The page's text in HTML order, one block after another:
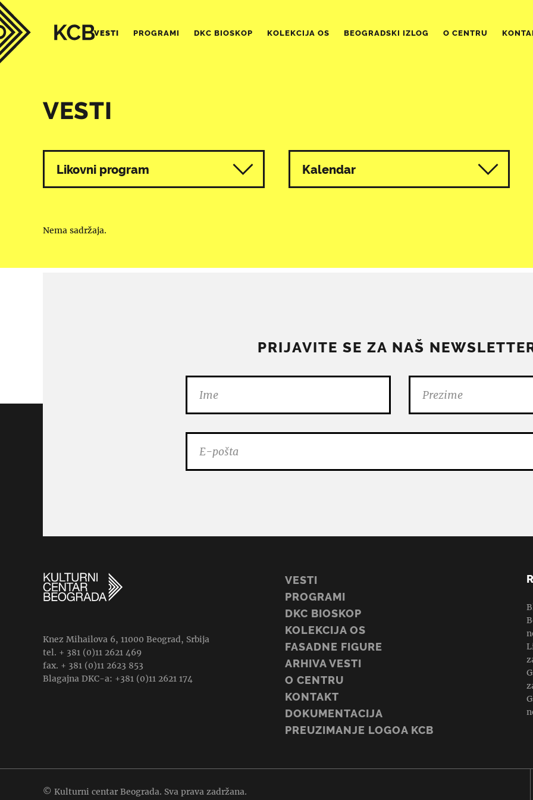
VESTI PROGRAMI DKC BIOSKOP KOLEKCIJA OS BEOGRADSKI IZLOG O CENTRU
VESTI
Svi programi
Likovni program Kalendar
Nema sadržaja.
PRIJAVITE SE ZA NAŠ
Knez Mihailova 6, 11000 Beograd, Srbija
tel. + 381 (0)11 2621 469
fax. + 381 (0)11 2623 853
Blagajna DKC-a: +381 (0)11 2621 174
VESTI
PROGRAMI
DKC BIOSKOP
KOLEKCIJA OS
FASADNE FIGURE
ARHIVA VESTI
O CENTRU
KONTAKT
DOKUMENTACIJA
PREUZIMANJE LOGOA KCB
© Kulturni centar Beograda. Sva prava zadržana.